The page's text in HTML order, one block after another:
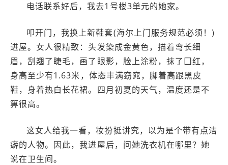
电话联系好后，我去1号楼3单元的她家。
叩开门，我换上新鞋套(海尔上门服务规范必须！)
进屋。女人很精致：头发染成金黄色，描着弯长细
眉，刮翘了睫毛，画了眼影，脸上涂粉，抹了囗红，
身高至少有1.63米，体态丰满窈窕，脚着高跟黑皮
鞋，身着热白长花裙。四月初夏的天气，温度还是不
箅很高。
这女人给我一看，妆扮挺讲究，以为是个带有点洁
癖的人物。因此，我进屋后，问她洗衣机在哪里？她
说在卫生间。